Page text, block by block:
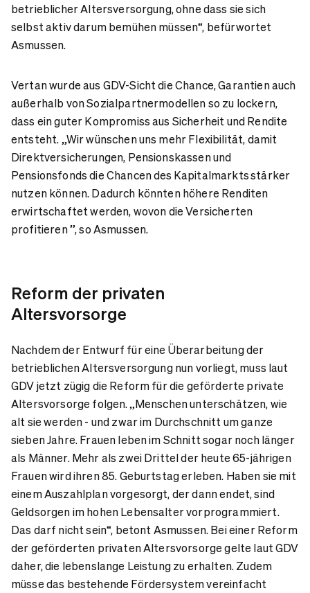
betrieblicher Altersversorgung, ohne dass sie sich
selbst aktiv darum bemühen müssen“, befürwortet
Asmussen.
Vertan wurde aus GDV-Sicht die Chance, Garantien auch
außerhalb von Sozialpartnermodellen so zu lockern,
dass ein guter Kompromiss aus Sicherheit und Rendite
entsteht. „Wir wünschen uns mehr Flexibilität, damit
Direktversicherungen, Pensionskassen und
Pensionsfonds die Chancen des Kapitalmarkts stärker
nutzen können. Dadurch könnten höhere Renditen
erwirtschaftet werden, wovon die Versicherten
profitieren ”, so Asmussen.
Reform der privaten
Altersvorsorge
Nachdem der Entwurf für eine Überarbeitung der
betrieblichen Altersversorgung nun vorliegt, muss laut
GDV jetzt zügig die Reform für die geförderte private
Altersvorsorge folgen. „Menschen unterschätzen, wie
alt sie werden - und zwar im Durchschnitt um ganze
sieben Jahre. Frauen leben im Schnitt sogar noch länger
als Männer. Mehr als zwei Drittel der heute 65-jährigen
Frauen wird ihren 85. Geburtstag erleben. Haben sie mit
einem Auszahlplan vorgesorgt, der dann endet, sind
Geldsorgen im hohen Lebensalter vorprogrammiert.
Das darf nicht sein“, betont Asmussen. Bei einer Reform
der geförderten privaten Altersvorsorge gelte laut GDV
daher, die lebenslange Leistung zu erhalten. Zudem
müsse das bestehende Fördersystem vereinfacht